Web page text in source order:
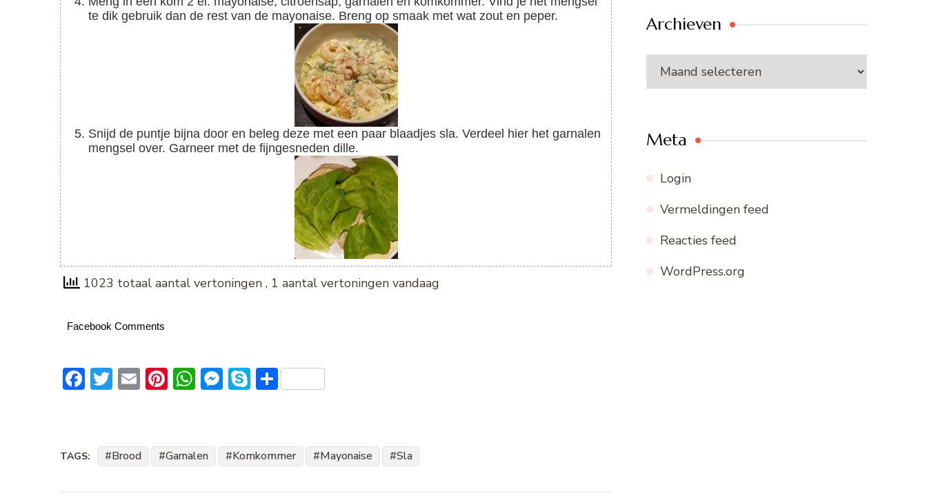
te dik gebruik dan de rest van de mayonaise. Breng op smaak met wat zout en peper.
Snijd de puntje bijna door en beleg deze met een paar blaadjes sla. Verdeel hier het garnalen
mengsel over. Garneer met de fijngesneden dille.
1023 totaal aantal vertoningen , 1 aantal vertoningen vandaag
Facebook Comments
Facebook
Twitter
EmailPinterest
WhatsApp
Messenger
Skype
Delen
TAGS: Brood Garnalen Komkommer Mayonaise Sla
Archieven
Archieven
Meta
Login
Vermeldingen feed
Reacties feed
WordPress.org